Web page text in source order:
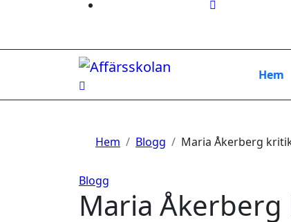
Hem
Hem Blogg Maria Åkerberg
Blogg
Maria